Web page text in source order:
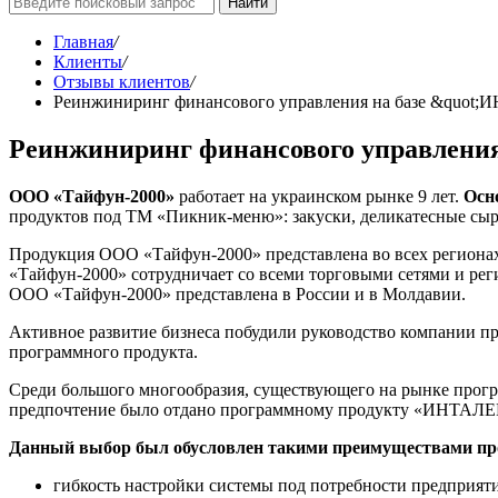
Главная/
Клиенты/
Отзывы клиентов/
Реинжиниринг финансового управления на базе
Реинжиниринг финансового
ООО «Тайфун-2000» работает на украинском рынке 9 лет.
продуктов под ТМ «Пикник-меню»: закуски, деликатесные
Продукция ООО «Тайфун-2000» представлена во всех
«Тайфун-2000» сотрудничает со всеми торговыми сетями и
ООО «Тайфун-2000» представлена в России и в Молдавии.
Активное развитие бизнеса побудили руководство компании
программного продукта.
Среди большого многообразия, существующего на рынке
предпочтение было отдано программному продукту
Данный выбор был обусловлен такими преимуществами
гибкость настройки системы под потребности